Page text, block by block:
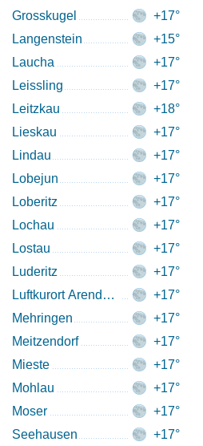
Grosskugel
+17°
Langenstein
+15°
Laucha
+17°
Leissling
+17°
Leitzkau
+18°
Lieskau
+17°
Lindau
+17°
Lobejun
+17°
Loberitz
+17°
Lochau
+17°
Lostau
+17°
Luderitz
+17°
Luftkurort Arendsee
+17°
Mehringen
+17°
Meitzendorf
+17°
Mieste
+17°
Mohlau
+17°
Moser
+17°
Seehausen
+17°